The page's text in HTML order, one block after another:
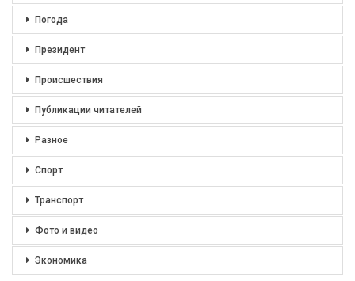
Погода
Президент
Происшествия
Публикации читателей
Разное
Спорт
Транспорт
Фото и видео
Экономика